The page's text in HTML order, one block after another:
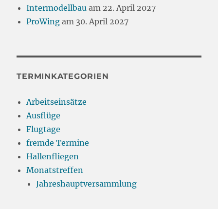
Intermodellbau am 22. April 2027
ProWing am 30. April 2027
TERMINKATEGORIEN
Arbeitseinsätze
Ausflüge
Flugtage
fremde Termine
Hallenfliegen
Monatstreffen
Jahreshauptversammlung